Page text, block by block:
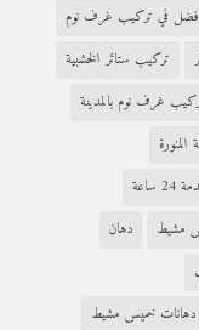
في تركيب غرف نوم
تركيب ستائر الخشبية
غرف نوم بالمدينة
المنورة
ساعة
مشيط
دهان
دهانات خميس مشيط